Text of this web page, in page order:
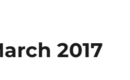
2017